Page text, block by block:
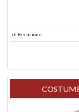
di Redazione